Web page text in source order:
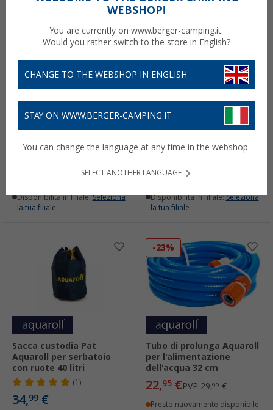
idrorepellente 38 litri
Disponibilità in filiale:Seleziona
la tua filiale
-26%
Supporto in metallo Pat
con ruote
Disponibilità in filiale:Seleziona
la tua filiale
Sacca custodia Pat
Aquaroll per serbatoio
con ruote 40 litri
(1)
34,99 €
-23%
Tubo di prolunga Aquaroll
per l'alimentazione
dell'acqua 32 cm
22,95 €PVP 29,99€
Presto nuovamente disponibile
WEBSHOP!
You are currently on www.berger-camping.it.
Would you rather switch to the store in English?
CHANGE TO THE WEBSHOP IN ENGLISH
STAY ON WWW.BERGER-CAMPING.IT
You can change the language at any time in the webshop.
SELECT ANOTHER LANGUAGE